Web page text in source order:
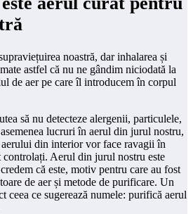
noastră, dar inhalarea și
astfel că nu ne gândim niciodată la
de aer pe care îl introducem în corpul
să nu detecteze alergenii, particulele,
lucruri în aerul din jurul nostru,
din interior vor face ravagii în
controlați. Aerul din jurul nostru este
că este, motiv pentru care au fost
de aer și metode de purificare. Un
ceea ce sugerează numele: purifică aerul